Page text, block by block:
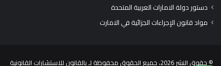
دستور دولة الامارات العربية المتحدة
مواد قانون الإجراءات الجزائية في الامارت
© حقوق النشر 2026، جميع الحقوق محفوظة لـ بالقانون للاستشارات القانونية